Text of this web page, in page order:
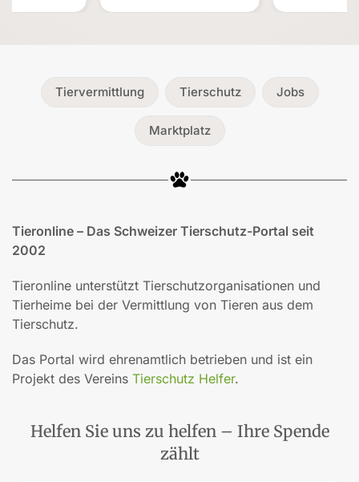
Tiervermittlung Tierschutz Jobs
Marktplatz
Tieronline – Das Schweizer Tierschutz-Portal seit
2002
Tieronline unterstützt Tierschutzorganisationen und
Tierheime bei der Vermittlung von Tieren aus dem
Tierschutz.
Das Portal wird ehrenamtlich betrieben und ist ein
Projekt des Vereins Tierschutz Helfer.
Helfen Sie uns zu helfen – Ihre Spende
zählt